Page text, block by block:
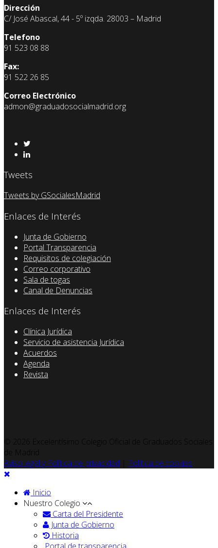
Dirección
C/ José Abascal, 44 - 5º izqda. 28003 – Madrid
Telefono
91 523 08 88
Fax:
91 522 26 85
Correo Electrónico
admon@graduadosocialmadrid.org
Tweets
Tweets by GSocialesMadrid
Enlaces de Interés
Junta de Gobierno
Portal Transparencia
Requisitos de colegiación
Correo corporativo
Sala de togas
Canal de Denuncias
Enlaces de Interés
Clínica Jurídica
Servicio de asistencia Jurídica
Acuerdos
Agenda
Revista
© 2026 Excelentísimo Colegio Oficial de Graduados Sociales
de Madrid
Aviso legal y Política de privacidad
Política de cookies
Inicio
Nuestro Colegio
Carta del Presidente
Junta de Gobierno
Historia